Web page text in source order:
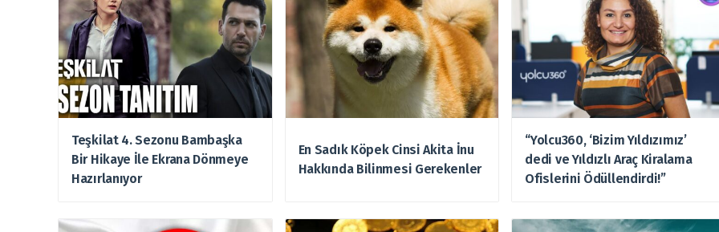
Teşkilat 4. Sezonu Bambaşka
Bir Hikaye İle Ekrana Dönmeye
Hazırlanıyor
En Sadık Köpek Cinsi Akita İnu
Hakkında Bilinmesi Gerekenler
“Yolcu360, ‘Bizim Yıldızımız’
dedi ve Yıldızlı Araç Kiralama
Ofislerini Ödüllendirdi!”